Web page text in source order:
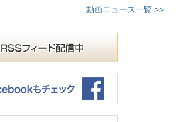
動画ニュース一覧 >>